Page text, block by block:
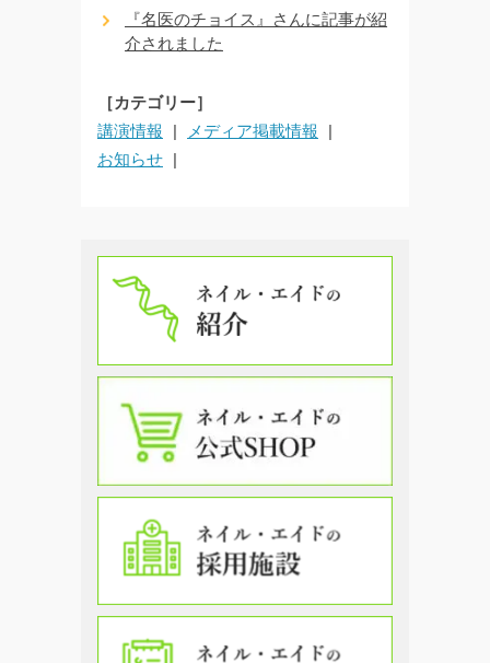
『名医のチョイス』さんに記事が紹
介されました
［カテゴリー］
講演情報
メディア掲載情報
お知らせ